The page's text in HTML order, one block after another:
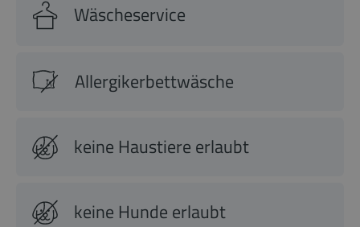
Wäscheservice
Allergikerbettwäsche
keine Haustiere erlaubt
keine Hunde erlaubt